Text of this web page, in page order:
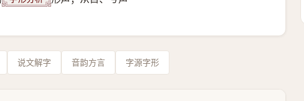
说文解字 音韵方言 字源字形